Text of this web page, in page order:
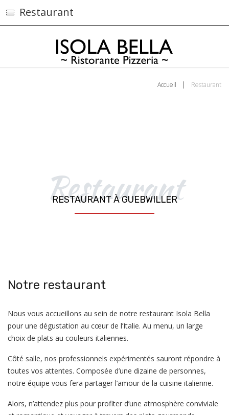
Restaurant
Accueil Restaurant
Restaurant
RESTAURANT À GUEBWILLER
Notre restaurant
Nous vous accueillons au sein de notre restaurant Isola Bella
pour une dégustation au cœur de l’Italie. Au menu, un large
choix de plats au couleurs italiennes.
Côté salle, nos professionnels expérimentés sauront répondre à
toutes vos attentes. Composée d’une dizaine de personnes,
notre équipe vous fera partager l’amour de la cuisine italienne.
Alors, n’attendez plus pour profiter d’une atmosphère conviviale